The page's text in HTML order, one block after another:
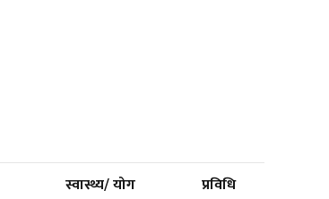
स्वास्थ्य/ योग प्रविधि